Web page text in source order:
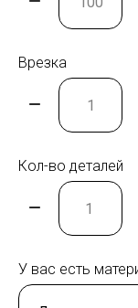
Врезка
Кол-во деталей
У вас есть